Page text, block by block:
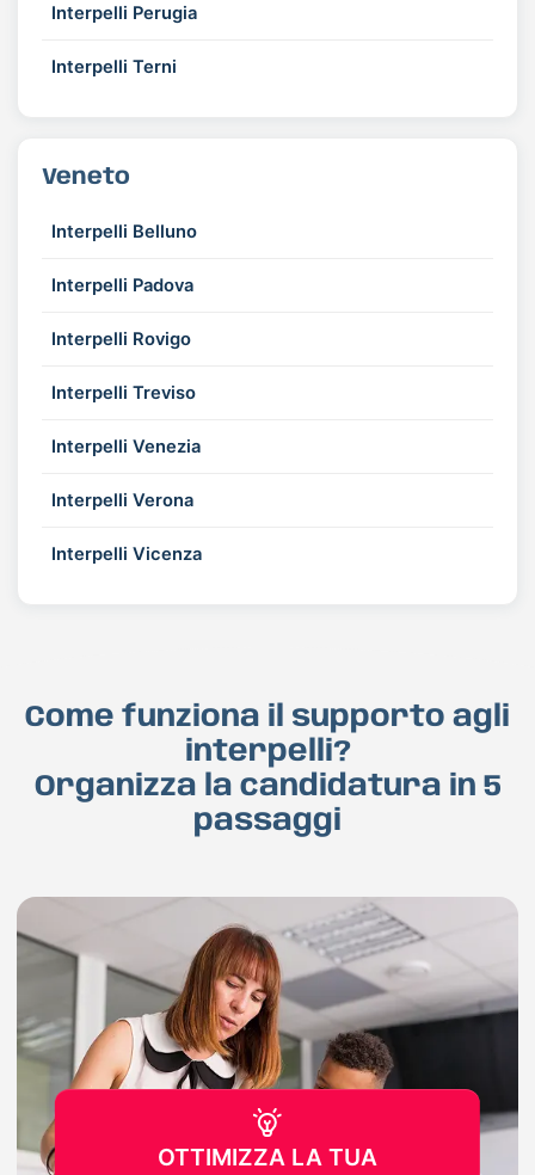
Interpelli Perugia
Interpelli Terni
Veneto
Interpelli Belluno
Interpelli Padova
Interpelli Rovigo
Interpelli Treviso
Interpelli Venezia
Interpelli Verona
Interpelli Vicenza
Come funziona il supporto agli
interpelli?
Organizza la candidatura in 5
passaggi
OTTIMIZZA LA TUA